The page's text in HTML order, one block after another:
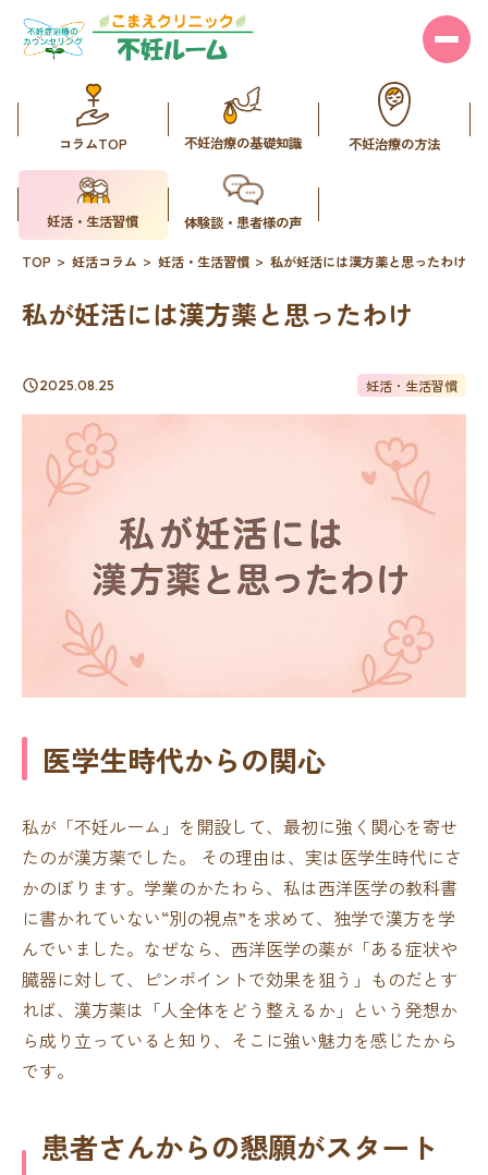
コラムTOP 不妊治療の基礎知識 不妊治療の方法
妊活・生活習慣 体験談・患者様の声
TOP 妊活コラム 妊活・生活習慣 私が妊活には漢方薬と思ったわけ
私が妊活には漢方薬と思ったわけ
2025.08.25 妊活・生活習慣
医学生時代からの関心
私が「不妊ルーム」を開設して、最初に強く関心を寄せ
たのが漢方薬でした。 その理由は、実は医学生時代にさ
かのぼります。学業のかたわら、私は西洋医学の教科書
に書かれていない“別の視点”を求めて、独学で漢方を学
んでいました。なぜなら、西洋医学の薬が「ある症状や
臓器に対して、ピンポイントで効果を狙う」ものだとす
れば、漢方薬は「人全体をどう整えるか」という発想か
ら成り立っていると知り、そこに強い魅力を感じたから
です。
患者さんからの懇願がスタート